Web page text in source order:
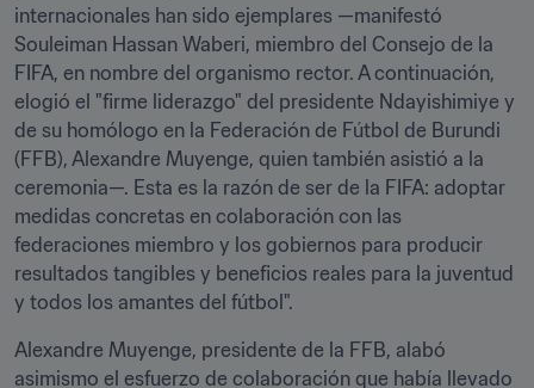
internacionales han sido ejemplares —manifestó
Souleiman Hassan Waberi, miembro del Consejo de la
FIFA, en nombre del organismo rector. A continuación,
elogió el "firme liderazgo" del presidente Ndayishimiye y
de su homólogo en la Federación de Fútbol de Burundi
(FFB), Alexandre Muyenge, quien también asistió a la
ceremonia—. Esta es la razón de ser de la FIFA: adoptar
medidas concretas en colaboración con las
federaciones miembro y los gobiernos para producir
resultados tangibles y beneficios reales para la juventud
y todos los amantes del fútbol".
Alexandre Muyenge, presidente de la FFB, alabó
asimismo el esfuerzo de colaboración que había llevado